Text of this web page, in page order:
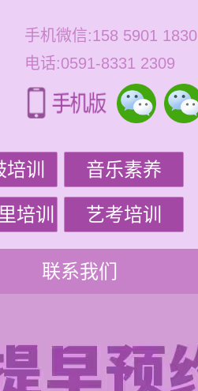
手机微信:158 5901 1830
电话:0591-8331 2309
训 音乐素养
培训 艺考培训
联系我们